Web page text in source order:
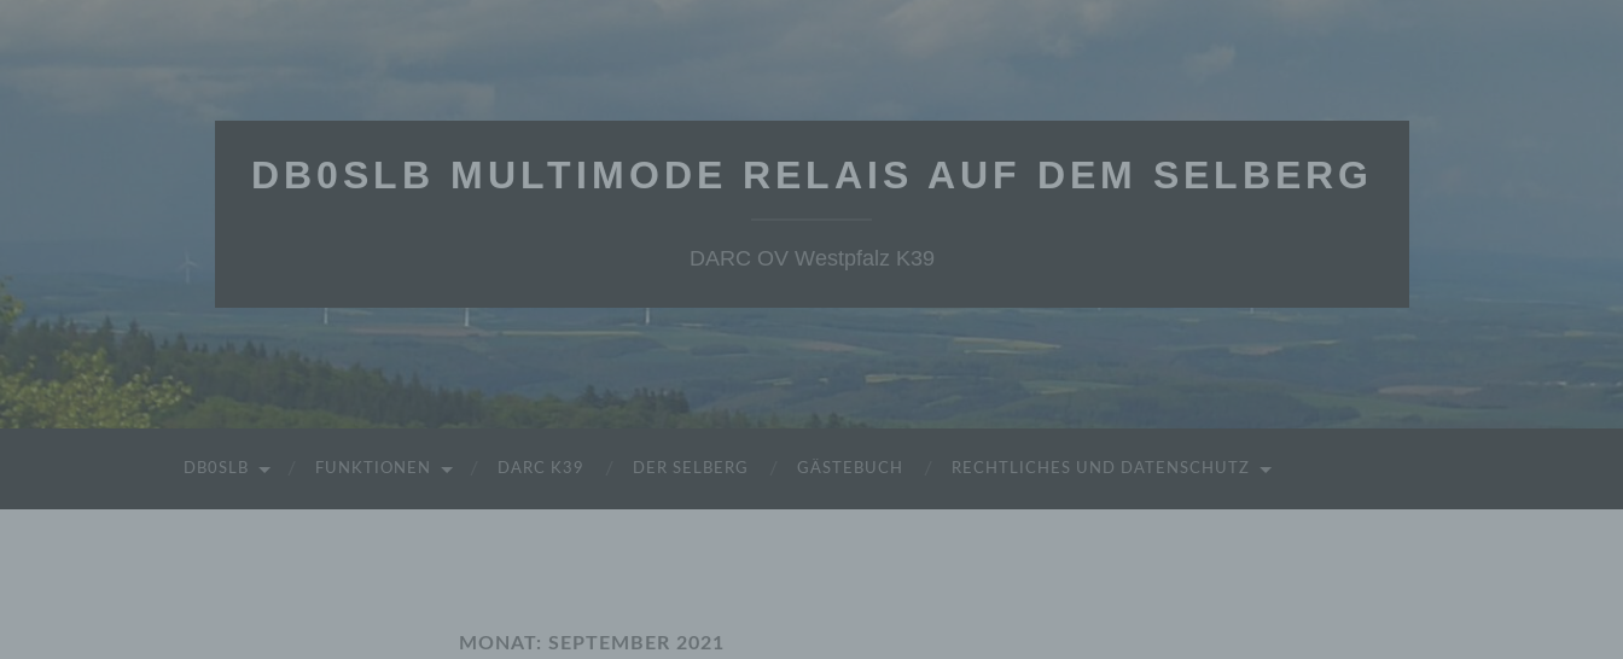
DB0SLB MULTIMODE RELAIS AUF DEM SELBERG
DARC OV Westpfalz K39
DB0SLB FUNKTIONEN DARC K39 DER SELBERG GÄSTEBUCH RECHTLICHES UND DATENSCHUTZ
MONAT: SEPTEMBER 2021